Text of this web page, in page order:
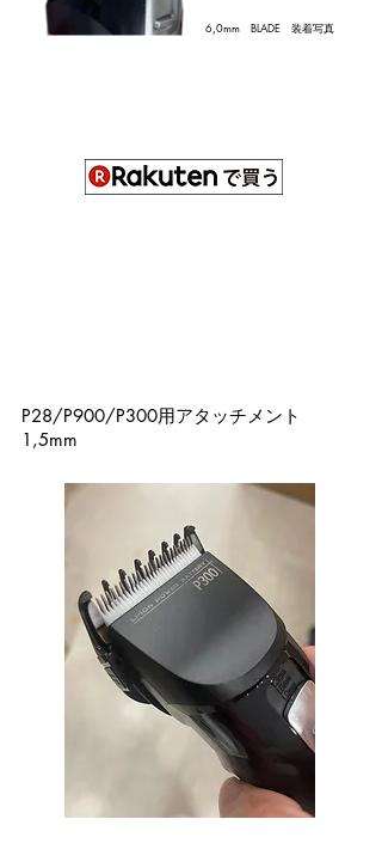
6,0mm BLADE 装着写真
P28/P900/P300用アタッチメント
1,5mm